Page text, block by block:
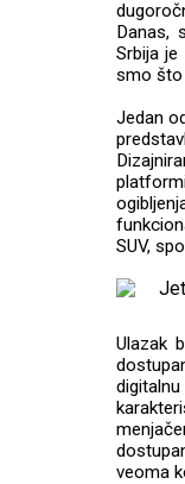
Danas,
Srbija
smo što
Jedan
SUV,
Ulazak
veoma